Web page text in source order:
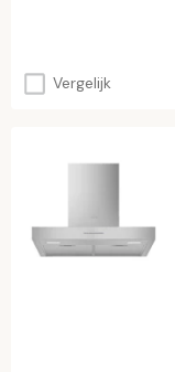
Vergelijk